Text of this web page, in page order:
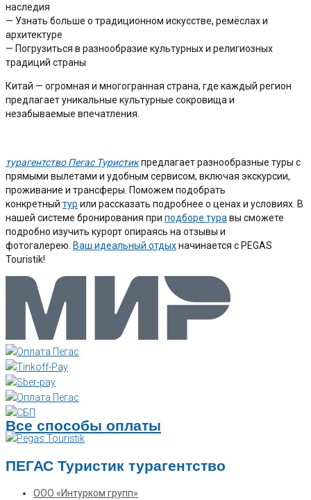
наследия
— Узнать больше о традиционном искусстве, ремёслах и
архитектуре
— Погрузиться в разнообразие культурных и религиозных
традиций страны
Китай — огромная и многогранная страна, где каждый регион
предлагает уникальные культурные сокровища и
незабываемые впечатления.
турагентство Пегас Туристикпредлагает разнообразные туры с
прямыми вылетами и удобным сервисом, включая экскурсии,
проживание и трансферы. Поможем подобрать
конкретный тур или рассказать подробнее о ценах и условиях. В
нашей системе бронирования при подборе тура вы сможете
подробно изучить курорт опираясь на отзывы и
фотогалерею. Ваш идеальный отдыхначинается с PEGAS
Touristik!
Все способы оплаты
ПЕГАС Туристик турагентство
ООО «Интурком групп»